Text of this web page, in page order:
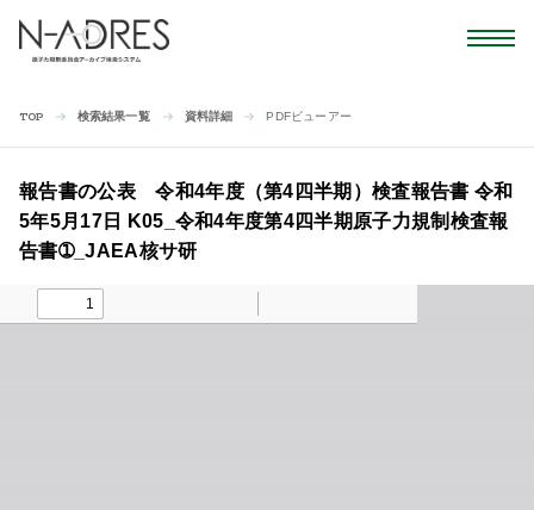
TOP 検索結果一覧 資料詳細 PDFビューアー
報告書の公表 令和4年度（第4四半期）検査報告書 令和
5年5月17日 K05_令和4年度第4四半期原子力規制検査報
告書➀_JAEA核サ研